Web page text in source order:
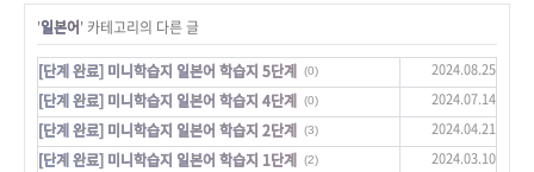
'일본어' 카테고리의 다른 글
[단계 완료] 미니학습지 일본어 학습지 5단계 (0) 2024.08.25
[단계 완료] 미니학습지 일본어 학습지 4단계 (0) 2024.07.14
[단계 완료] 미니학습지 일본어 학습지 2단계 (3) 2024.04.21
[단계 완료] 미니학습지 일본어 학습지 1단계 (2) 2024.03.10